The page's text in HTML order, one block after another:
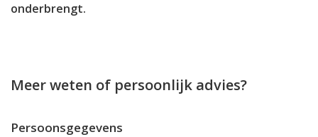
onderbrengt.
Meer weten of persoonlijk advies?
Persoonsgegevens